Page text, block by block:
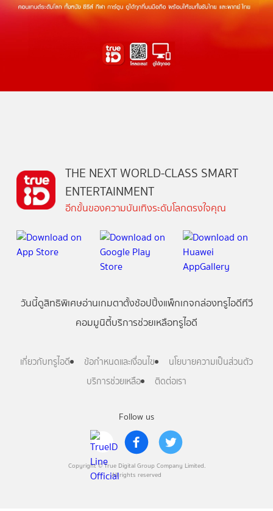
Follow us
Copyright © True Digital Group Company Limited.
All rights reserved
THE NEXT WORLD-CLASS SMART
ENTERTAINMENT
อีกขั้นของความบันเทิงระดับโลกตรงใจคุณ
วันนี้ดูสิทธิพิเศษอ่านเกมตาตั้งช้อปปิ้งแพ็กเกจกล่องทรูไอดีทีวี
คอมมูนิตี้บริการช่วยเหลือทรูไอดี
เกี่ยวกับทรูไอดี ข้อกำหนดและเงื่อนไข
นโยบายความเป็นส่วนตัว
บริการช่วยเหลือ
ติดต่อเรา